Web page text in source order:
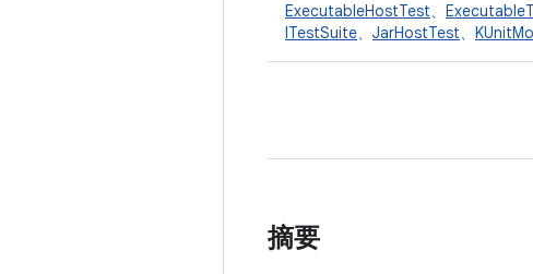
ExecutableHostTest、
ITestSuite、 JarHostTest、
摘要